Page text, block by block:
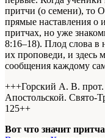
притчи (о семени), то
прямые наставления о
притчах, но уже
8:16–18). Плод слова в
их проповеди, и здесь
сообщения каждому
+++Горский А. В. прот.
Апостольской. Свято-
125++
Вот что значит